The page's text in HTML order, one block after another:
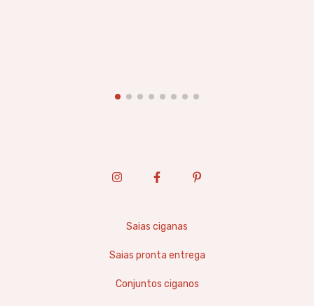
Saias ciganas
Saias pronta entrega
Conjuntos ciganos